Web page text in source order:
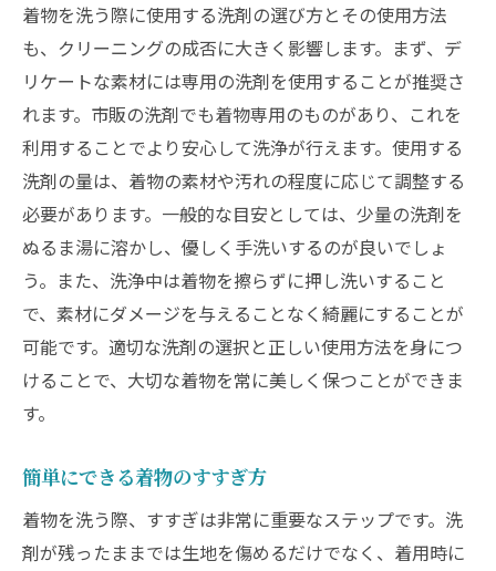
着物を洗う際に使用する洗剤の選び方とその使用方法
も、クリーニングの成否に大きく影響します。まず、デ
リケートな素材には専用の洗剤を使用することが推奨さ
れます。市販の洗剤でも着物専用のものがあり、これを
利用することでより安心して洗浄が行えます。使用する
洗剤の量は、着物の素材や汚れの程度に応じて調整する
必要があります。一般的な目安としては、少量の洗剤を
ぬるま湯に溶かし、優しく手洗いするのが良いでしょ
う。また、洗浄中は着物を擦らずに押し洗いすること
で、素材にダメージを与えることなく綺麗にすることが
可能です。適切な洗剤の選択と正しい使用方法を身につ
けることで、大切な着物を常に美しく保つことができま
す。
簡単にできる着物のすすぎ方
着物を洗う際、すすぎは非常に重要なステップです。洗
剤が残ったままでは生地を傷めるだけでなく、着用時に